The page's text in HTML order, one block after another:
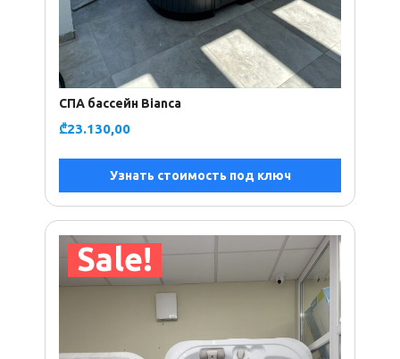
СПА бассейн Bianca
₾23.130,00
Узнать стоимость под ключ
Sale!